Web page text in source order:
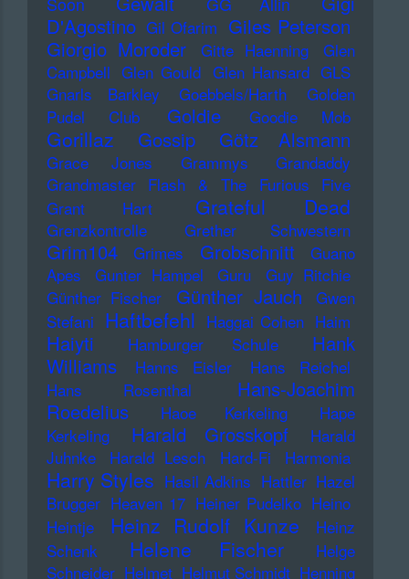
D'Agostino Gil Ofarim Giles Peterson
Giorgio Moroder
Gitte Haenning
Glen
Campbell Glen Gould Glen Hansard GLS
Gnarls Barkley
Goebbels/Harth
Golden
Pudel Club
Goldie Goodie Mob
Gorillaz Gossip Götz Alsmann
Grace Jones Grammys
Grandaddy
Grandmaster Flash & The Furious Five
Grant Hart
Grateful Dead
Grenzkontrolle Grether Schwestern
Grim104 Grimes Grobschnitt
Guano
Apes
Gunter Hampel Guru
Guy Ritchie
Günther Fischer
Günther Jauch
Gwen
Stefani Haftbefehl Haggai Cohen Haim
Haiyti Hamburger Schule
Hank
Williams
Hanns Eisler
Hans Reichel
Hans Rosenthal
Hans-Joachim
Roedelius
Haoe Kerkeling
Hape
Kerkeling
Harald Grosskopf
Harald
Juhnke
Harald Lesch Hard-Fi Harmonia
Harry Styles Hasil Adkins Hattler Hazel
Brugger Heaven 17 Heiner Pudelko Heino
Heintje
Heinz Rudolf Kunze
Heinz
Schenk
Helene Fischer
Helge
Schneider Helmet Helmut Schmidt Henning